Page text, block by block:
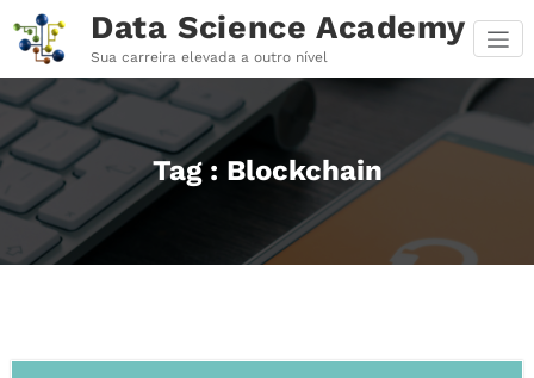
para
conteúdo
Data Science Academy
Sua carreira elevada a outro nível
Tag : Blockchain